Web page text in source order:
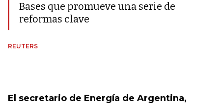
Bases que promueve una serie de
reformas clave
REUTERS
El secretario de Energía de Argentina,